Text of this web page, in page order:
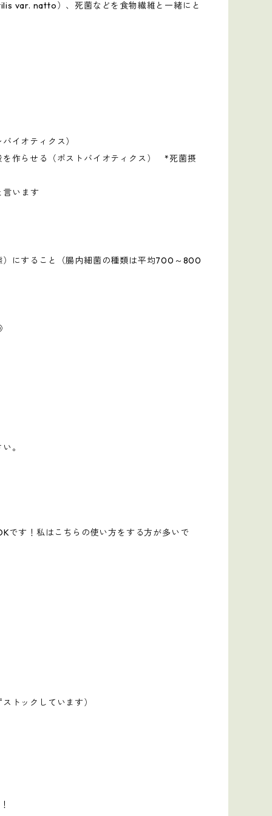
var. natto）、死菌などを食物繊維と一緒にと
イオティクス）
作らせる（ポストバイオティクス） *死菌摂
います
にすること（腸内細菌の種類は平均700～800
。
です！私はこちらの使い方をする方が多いで
トックしています）